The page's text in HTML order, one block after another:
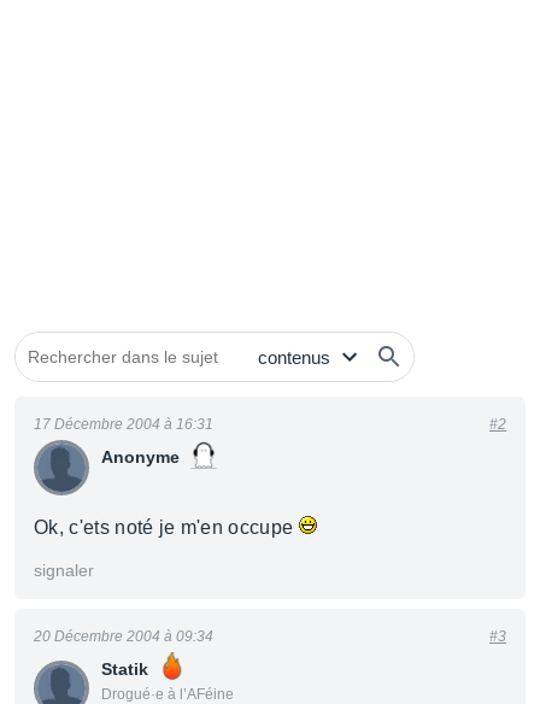
Anonyme
17 Décembre 2004 à 16:31 #2
Ok, c'ets noté je m'en occupe
signaler
Statik
Drogué·e à l’AFéine
20 Décembre 2004 à 09:34 #3